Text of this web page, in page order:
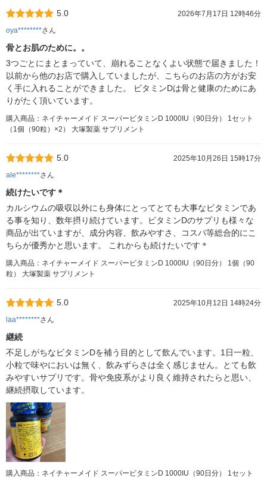
5.0
2026年7月17日 12時46分
oya********さん
骨とお肌のために。。
3つごとにまとまっていて、崩れることなくよい状態で届きました！
以前から他のお店で購入していましたが、こちらのお店の方がお安
く手に入れることができました。 ビタミンDは骨と健康のためにあ
りがたく頂いています。
購入商品：ネイチャーメイド スーパービタミンD 1000IU（90日分） 1セット
（1個（90粒）×2） 大塚製薬 サプリメント
5.0
2025年10月26日 15時17分
ale********さん
続けたいです＊
カルシウムの吸収以外にも身体にとってとても大事なビタミンであ
る事を知り、数年摂り続けています。ビタミンDのサプリも様々な
商品が出ていますが、成分内容、飲みやすさ、コスパ等総合的にこ
ちらが優秀かと思います。 これからも続けたいです＊
購入商品：ネイチャーメイド スーパービタミンD 1000IU（90日分） 1個（90
粒） 大塚製薬 サプリメント
5.0
2025年10月12日 14時24分
laa********さん
継続
不足しがちなビタミンDを補う目的として飲んでいます。1日一粒、
小粒で味やにおいは無く、飲みずらさは全く感じません。とても飲
みやすいサプリです。骨や免疫系がより良く維持されたらと思い、
継続摂取しています。
購入商品：ネイチャーメイド スーパービタミンD 1000IU（90日分） 1セット